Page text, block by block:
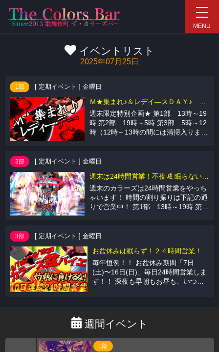
新宿ハプニングバー
MENU
イベントリスト
2025年07月25日
1部 [ 定期イベント ] 金曜日
週末限定特別企画★ 第1部 13時～19
時 第2部 19時～5時 第3部 5時～12
時（12時～13時の間には清掃入ります
3部 [ 定期イベント ] 金曜日
週末のカラーズは24時間営業をやっち
ゃいます！ 時間の割り振りは下記の通
りで営業中！ 第1部 13時～19時 第2
3部 [ 定期イベント ] 金曜日
お盆休みは眠らず！２４時間営業！
毎年恒例！！ お盆休み期間「7日
(土)〜16日(日)」毎日24時間営業しま
す！！ 深夜も早朝もお昼も、いつで
週間イベント
1部